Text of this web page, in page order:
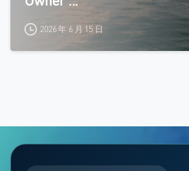
2026 年 6 月 15 日